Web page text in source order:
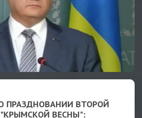
ПРАЗДНОВАНИИ ВТОРОЙ
ВЕСНЫ":